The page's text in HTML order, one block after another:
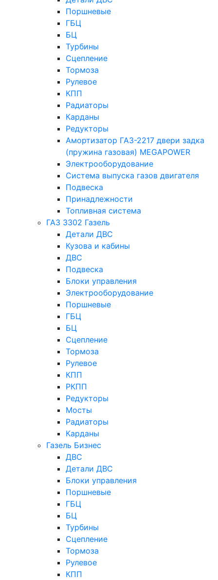
Поршневые
ГБЦ
БЦ
Турбины
Сцепление
Тормоза
Рулевое
КПП
Радиаторы
Карданы
Редукторы
Амортизатор ГАЗ-2217 двери задка
(пружина газовая) MEGAPOWER
Электрооборудование
Система выпуска газов двигателя
Подвеска
Принадлежности
Топливная система
ГАЗ 3302 Газель
Детали ДВС
Кузова и кабины
ДВС
Подвеска
Блоки управления
Электрооборудование
Поршневые
ГБЦ
БЦ
Сцепление
Тормоза
Рулевое
КПП
РКПП
Редукторы
Мосты
Радиаторы
Карданы
Газель Бизнес
ДВС
Детали ДВС
Блоки управления
Поршневые
ГБЦ
БЦ
Турбины
Сцепление
Тормоза
Рулевое
КПП